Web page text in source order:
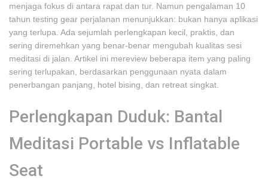
menjaga fokus di antara rapat dan tur. Namun pengalaman 10
tahun testing gear perjalanan menunjukkan: bukan hanya aplikasi
yang terlupa. Ada sejumlah perlengkapan kecil, praktis, dan
sering diremehkan yang benar-benar mengubah kualitas sesi
meditasi di jalan. Artikel ini mereview beberapa item yang paling
sering terlupakan, berdasarkan penggunaan nyata dalam
penerbangan panjang, hotel bising, dan retreat singkat.
Perlengkapan Duduk: Bantal
Meditasi Portable vs Inflatable
Seat